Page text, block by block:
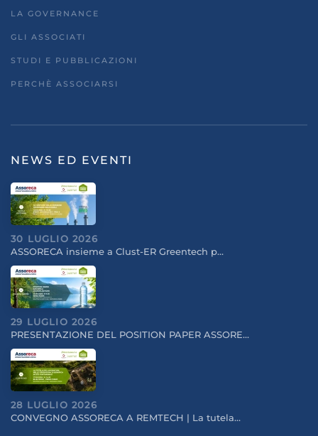
LA GOVERNANCE
GLI ASSOCIATI
STUDI E PUBBLICAZIONI
PERCHÈ ASSOCIARSI
NEWS ED EVENTI
30 LUGLIO 2026
ASSORECA insieme a Clust-ER Greentech p…
29 LUGLIO 2026
PRESENTAZIONE DEL POSITION PAPER ASSORE…
28 LUGLIO 2026
CONVEGNO ASSORECA A REMTECH | La tutela…